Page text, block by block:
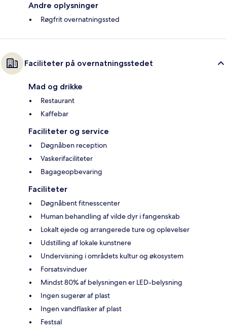
Andre oplysninger
Røgfrit overnatningssted
Faciliteter på overnatningsstedet
Mad og drikke
Restaurant
Kaffebar
Faciliteter og service
Døgnåben reception
Vaskerifaciliteter
Bagageopbevaring
Faciliteter
Døgnåbent fitnesscenter
Human behandling af vilde dyr i fangenskab
Lokalt ejede og arrangerede ture og oplevelser
Udstilling af lokale kunstnere
Undervisning i områdets kultur og økosystem
Forsatsvinduer
Mindst 80% af belysningen er LED-belysning
Ingen sugerør af plast
Ingen vandflasker af plast
Festsal